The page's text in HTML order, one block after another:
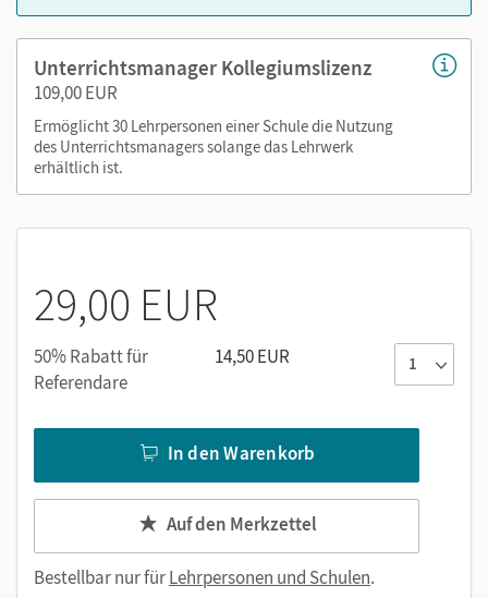
tägliche Übungen
Nutzen Sie den Unterrichtsmanager auf lernen.cornelsen.de
oder über die Cornelsen Lernen App.
Unterrichtsmanager Kollegiumslizenz
109,00 EUR
Ermöglicht 30 Lehrpersonen einer Schule die Nutzung
des Unterrichtsmanagers solange das Lehrwerk
erhältlich ist.
29,00 EUR
50% Rabatt für
Referendare
14,50 EUR
In den Warenkorb
Auf den Merkzettel
Bestellbar nur fürLehrpersonen und Schulen.